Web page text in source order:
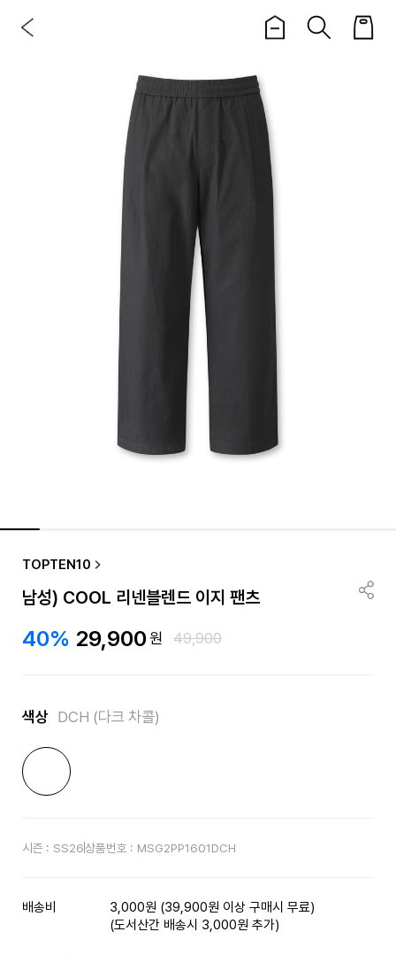
TOPTEN10
남성) COOL 리넨블렌드 이지 팬츠
40% 29,900원 49,900
색상 DCH (다크 차콜)
시즌 : SS26상품번호 : MSG2PP1601DCH
배송비
3,000원 (39,900원 이상 구매시 무료)
(도서산간 배송시 3,000원 추가)